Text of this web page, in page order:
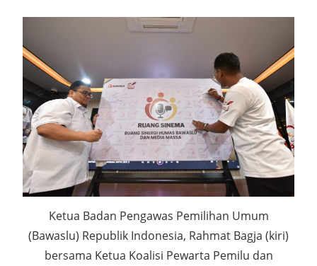
Ketua Badan Pengawas Pemilihan Umum
(Bawaslu) Republik Indonesia, Rahmat Bagja (kiri)
bersama Ketua Koalisi Pewarta Pemilu dan